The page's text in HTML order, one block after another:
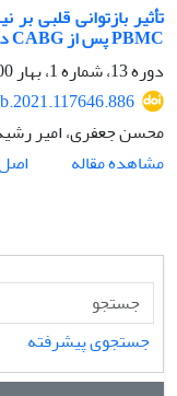
PBMC پس از CABG در مردان میانسال
دوره 13، شماره 1، بهار 1400، صفحه
محسن جعفری، امیر
مشاهده مقاله
جستجوی پیشرفته